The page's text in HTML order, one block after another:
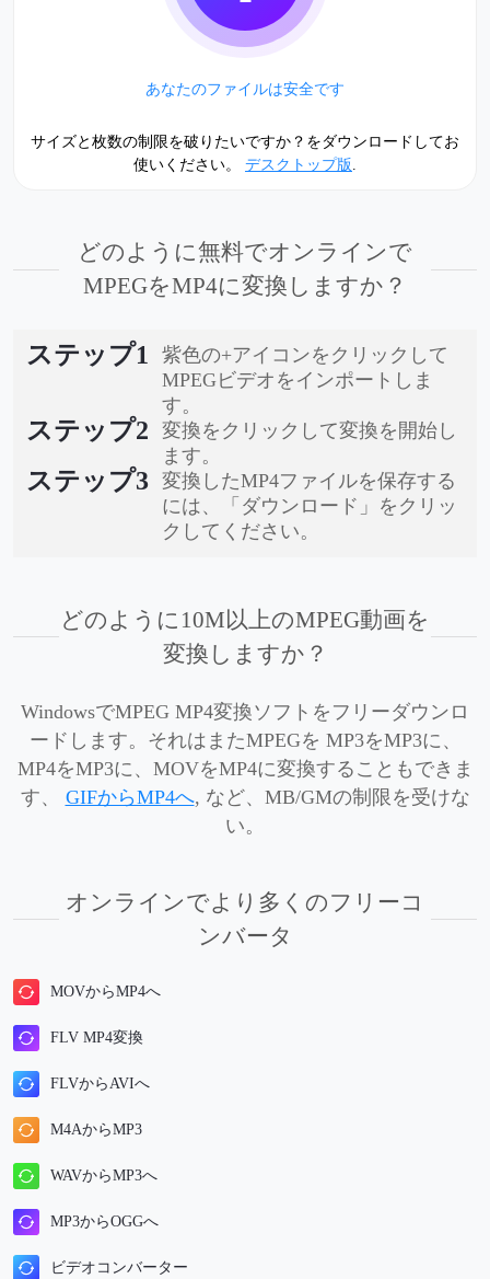
あなたのファイルは安全です
サイズと枚数の制限を破りたいですか？をダウンロードしてお
使いください。
デスクトップ版
どのように無料でオンラインで
MPEGをMP4に変換しますか？
ステップ1
紫色の+アイコンをクリックして
MPEGビデオをインポートしま
す。
ステップ2
変換をクリックして変換を開始し
ます。
ステップ3
変換したMP4ファイルを保存する
には、「ダウンロード」をクリッ
クしてください。
どのように10M以上のMPEG動画を
変換しますか？
WindowsでMPEG MP4変換ソフトをフリーダウンロ
ードします。それはまたMPEGを MP3をMP3に、
MP4をMP3に、MOVをMP4に変換することもできま
す、 GIFからMP4へ, など、MB/GMの制限を受けな
い。
オンラインでより多くのフリーコ
ンバータ
MOVからMP4へ
FLV MP4変換
FLVからAVIへ
M4AからMP3
WAVからMP3へ
MP3からOGGへ
ビデオコンバーター